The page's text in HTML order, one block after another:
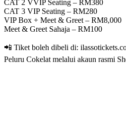
CAT 2 VVIP Seating – RM380
CAT 3 VIP Seating – RM280
VIP Box + Meet & Greet – RM8,000
Meet & Greet Sahaja – RM100
📲 Tiket boleh dibeli di:
Peluru Cokelat melalui akaun rasmi